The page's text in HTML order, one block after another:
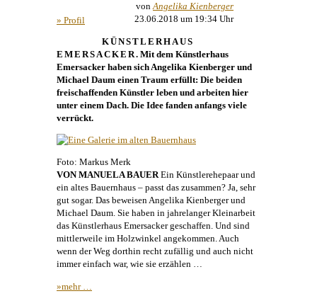
vonAngelika Kienberger
» Profil
23.06.2018 um 19:34 Uhr
KÜNSTLERHAUS
EMERSACKER. Mit dem Künstlerhaus
Emersacker haben sich Angelika Kienberger und
Michael Daum einen Traum erfüllt: Die beiden
freischaffenden Künstler leben und arbeiten hier
unter einem Dach. Die Idee fanden anfangs viele
verrückt.
Foto: Markus Merk
VON MANUELA BAUEREin Künstlerehepaar und
ein altes Bauernhaus – passt das zusammen? Ja, sehr
gut sogar. Das beweisenAngelika Kienbergerund
Michael Daum. Sie haben in jahrelanger Kleinarbeit
das Künstlerhaus Emersacker geschaffen. Und sind
mittlerweile im Holzwinkel angekommen. Auch
wenn der Weg dorthin recht zufällig und auch nicht
immer einfach war, wie sie erzählen …
»mehr …